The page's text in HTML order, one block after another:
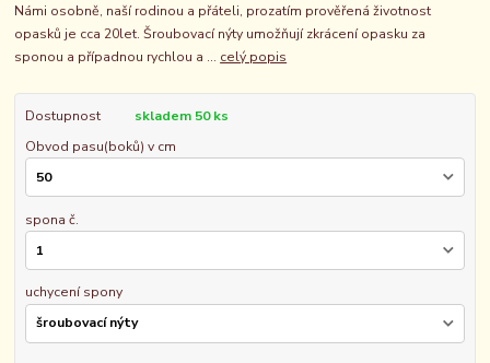
Námi osobně, naší rodinou a přáteli, prozatím prověřená životnost
opasků je cca 20let. Šroubovací nýty umožňují zkrácení opasku za
sponou a případnou rychlou a ... celý popis
Dostupnost
skladem 50 ks
Obvod pasu(boků) v cm
spona č.
uchycení spony